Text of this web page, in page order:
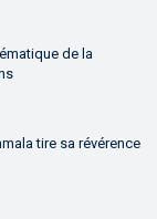
de la
tire sa révérence